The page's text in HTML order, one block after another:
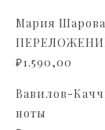
Мария
₽1.590,00
Вавилов-
ноты